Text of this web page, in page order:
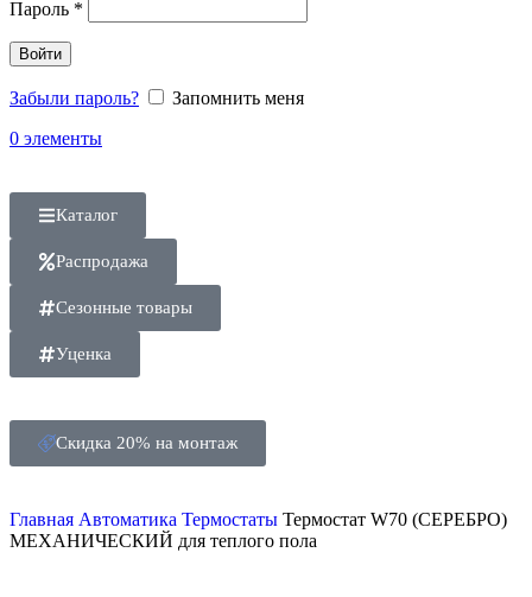
Пароль *
Войти
Забыли пароль?
Запомнить меня
0 элементы
Каталог
Распродажа
Сезонные товары
Уценка
Скидка 20% на монтаж
Главная Автоматика Термостаты Термостат W70 (СЕРЕБРО)
МЕХАНИЧЕСКИЙ для теплого пола